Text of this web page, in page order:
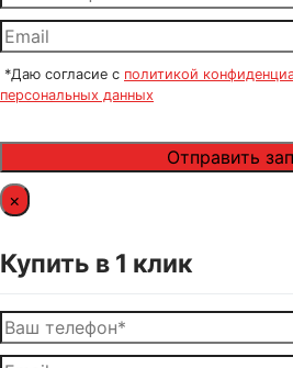
*Даю согласие с политикой
персональных данных
×
Купить в 1 клик